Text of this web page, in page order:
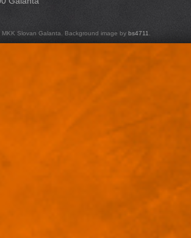
Slovan Galanta. Background image by bs4711